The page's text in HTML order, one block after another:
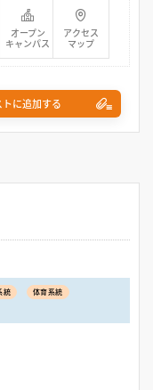
オープン
キャンパス
アクセス
マップ
に追加する
統
体育系統